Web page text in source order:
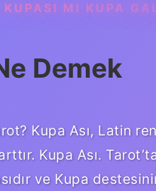
KUPASI MI KUPA
Demek
Kupa Ası, Latin
Kupa Ası.
ve Kupa